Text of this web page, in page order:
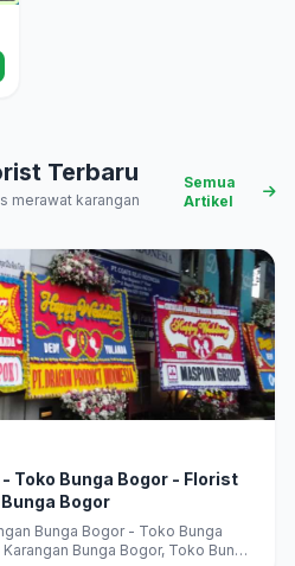
Terbaru
merawat karangan
Semua
Artikel
Toko Bunga Bogor - Florist
Bogor
Bunga Bogor - Toko Bunga
Bunga Bogor, Toko Bunga